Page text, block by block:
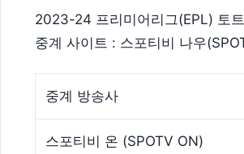
2023-24 프리미어리그(EPL) 토
중계 사이트 : 스포티비 나우
중계 방송사
스포티비 온 (SPOTV ON)